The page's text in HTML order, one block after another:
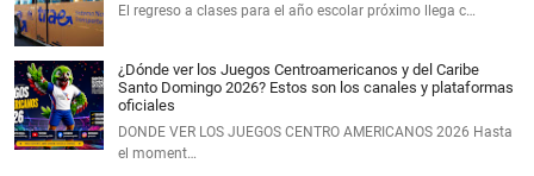
El regreso a clases para el año escolar próximo llega c…
¿Dónde ver los Juegos Centroamericanos y del Caribe
Santo Domingo 2026? Estos son los canales y plataformas
oficiales
DONDE VER LOS JUEGOS CENTRO AMERICANOS 2026 Hasta
el moment…